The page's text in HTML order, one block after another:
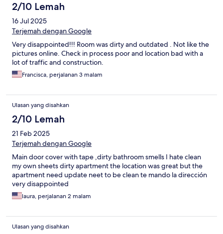
2/10 Lemah
16 Jul 2025
Terjemah dengan Google
Very disappointed!!! Room was dirty and outdated . Not like the
pictures online. Check in process poor and location bad with a
lot of traffic and construction.
Francisca, perjalanan 3 malam
Ulasan yang disahkan
2/10 Lemah
21 Feb 2025
Terjemah dengan Google
Main door cover with tape ,dirty bathroom smells I hate clean
my own sheets dirty apartment the location was great but the
apartment need update neet to be clean te mando la dirección
very disappointed
laura, perjalanan 2 malam
Ulasan yang disahkan